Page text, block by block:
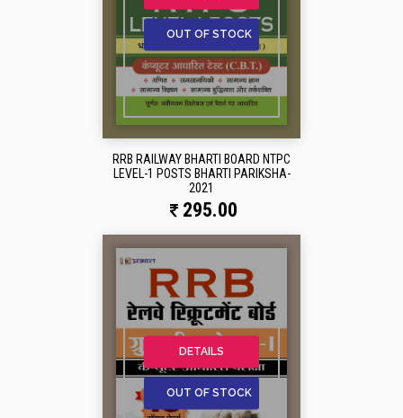
OUT OF STOCK
RRB RAILWAY BHARTI BOARD NTPC
LEVEL-1 POSTS BHARTI PARIKSHA-
2021
295.00
DETAILS
OUT OF STOCK